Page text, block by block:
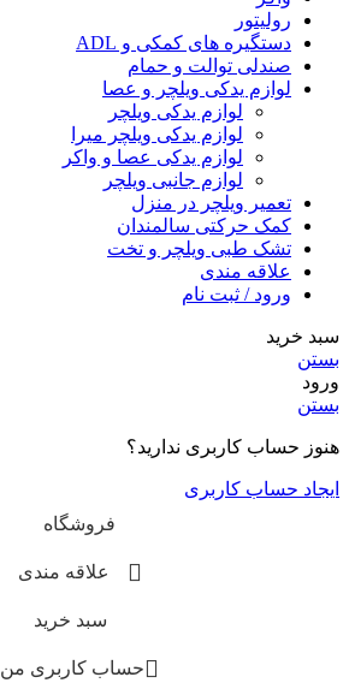
رولیتور
دستگیره های کمکی و ADL
صندلی توالت و حمام
لوازم یدکی ویلچر و عصا
لوازم یدکی ویلچر
لوازم یدکی ویلچر میرا
لوازم یدکی عصا و واکر
لوازم جانبی ویلچر
تعمیر ویلچر در منزل
کمک حرکتی سالمندان
تشک طبی ویلچر و تخت
علاقه مندی
ورود / ثبت نام
سبد خرید
بستن
ورود
بستن
هنوز حساب کاربری ندارید؟
ایجاد حساب کاربری
فروشگاه
علاقه مندی
سبد خرید
حساب کاربری من